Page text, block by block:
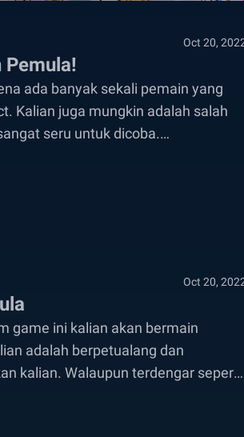
Oct 20,
Pemula!
ada banyak sekali pemain yang
Kalian juga mungkin adalah salah
seru untuk dicoba.
Oct 20,
game ini kalian akan bermain
adalah berpetualang dan
kalian. Walaupun terdengar seperti